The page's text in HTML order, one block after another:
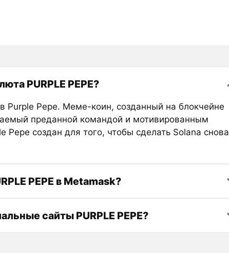
PURPLE PEPE?
Purple Pepe. Меме-коин, созданный на блокчейне
преданной командой и мотивированным
Pepe создан для того, чтобы сделать Solana снова
PEPE в Metamask?
сайты PURPLE PEPE?